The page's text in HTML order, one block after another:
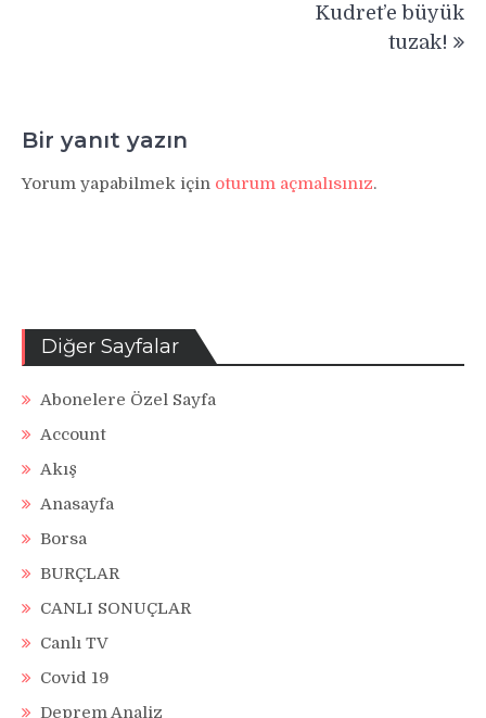
Kudret’e büyük
tuzak!
Bir yanıt yazın
Yorum yapabilmek için oturum açmalısınız.
Diğer Sayfalar
Abonelere Özel Sayfa
Account
Akış
Anasayfa
Borsa
BURÇLAR
CANLI SONUÇLAR
Canlı TV
Covid 19
Deprem Analiz